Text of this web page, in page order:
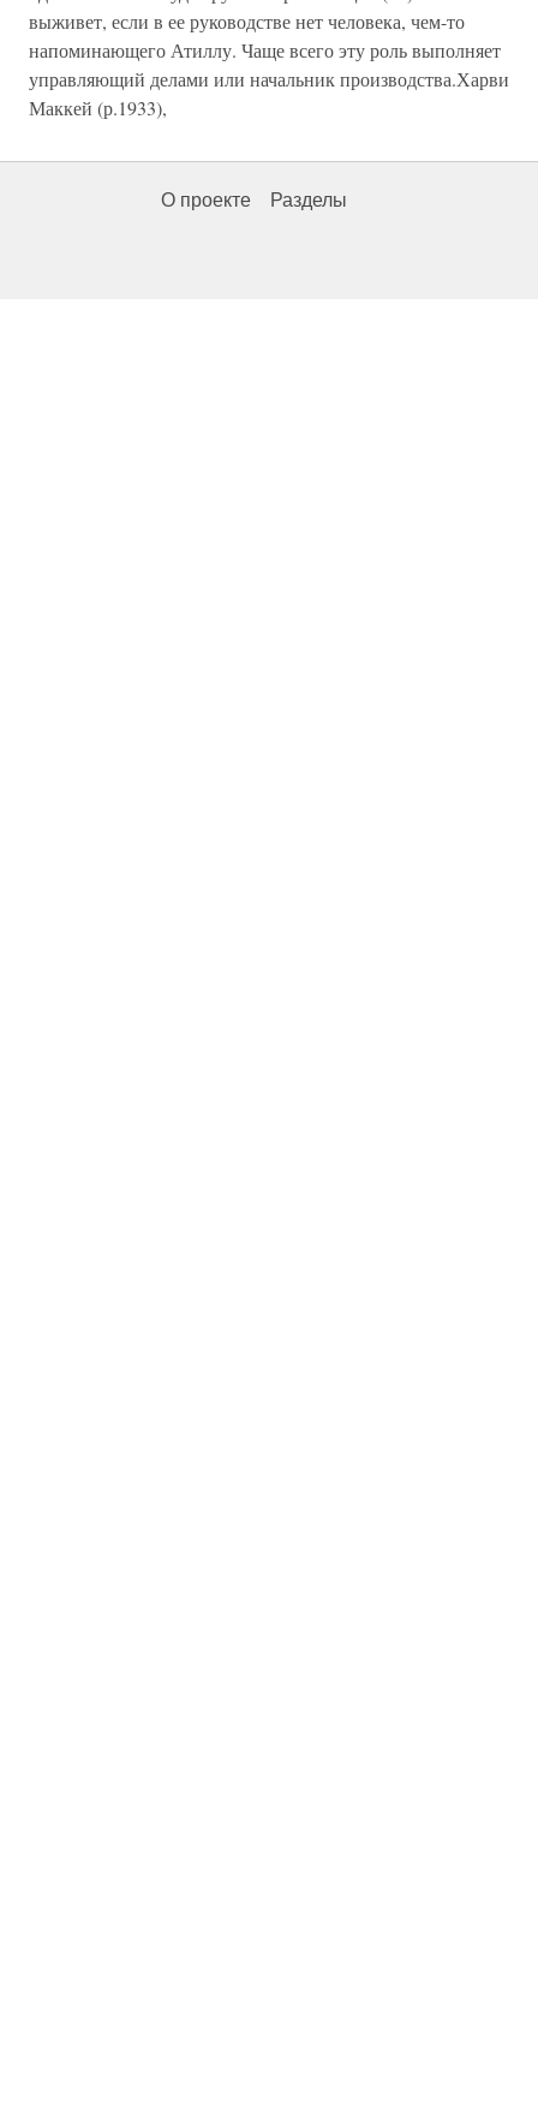
выживет, если в ее руководстве нет человека, чем-то
напоминающего Атиллу. Чаще всего эту роль выполняет
управляющий делами или начальник производства.Харви
Маккей (р.1933),
О проекте Разделы